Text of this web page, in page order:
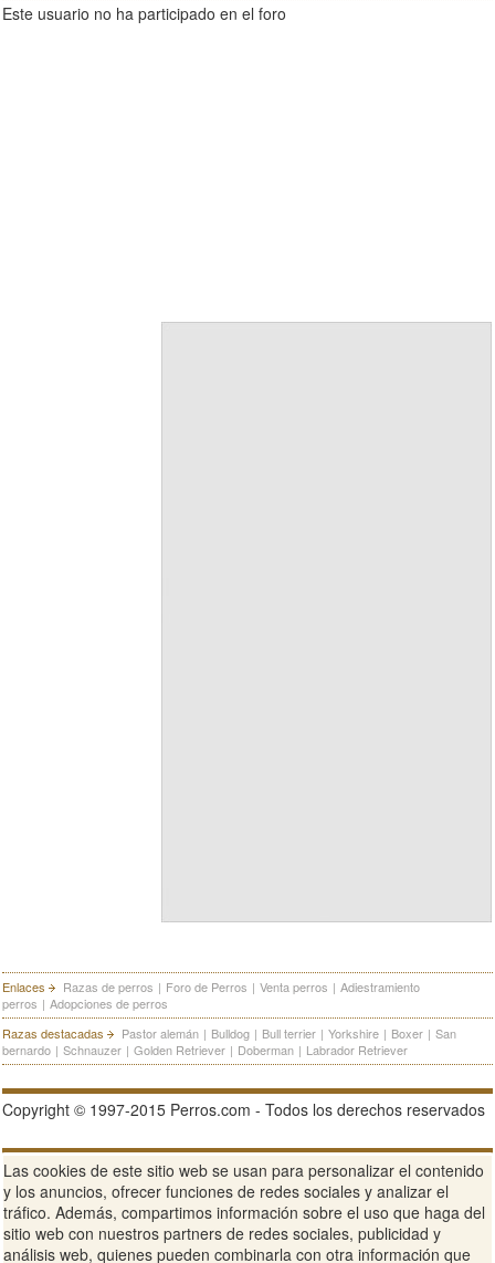
Este usuario no ha participado en el foro
Enlaces Razas de perros | Foro de Perros | Venta perros | Adiestramiento
perros | Adopciones de perros
Razas destacadas
Pastor alemán | Bulldog | Bull terrier | Yorkshire | Boxer | San
bernardo | Schnauzer | Golden Retriever | Doberman | Labrador Retriever
Copyright © 1997-2015 Perros.com - Todos los derechos reservados
Publicidad en Perros.com | Contacte | Aviso Legal Política de
privacidad | Condiciones de uso
Ver sitio web completo
Las cookies de este sitio web se usan para personalizar el contenido
y los anuncios, ofrecer funciones de redes sociales y analizar el
tráfico. Además, compartimos información sobre el uso que haga del
sitio web con nuestros partners de redes sociales, publicidad y
análisis web, quienes pueden combinarla con otra información que